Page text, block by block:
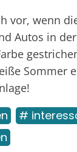
vor, wenn
Autos in
Sommer
#